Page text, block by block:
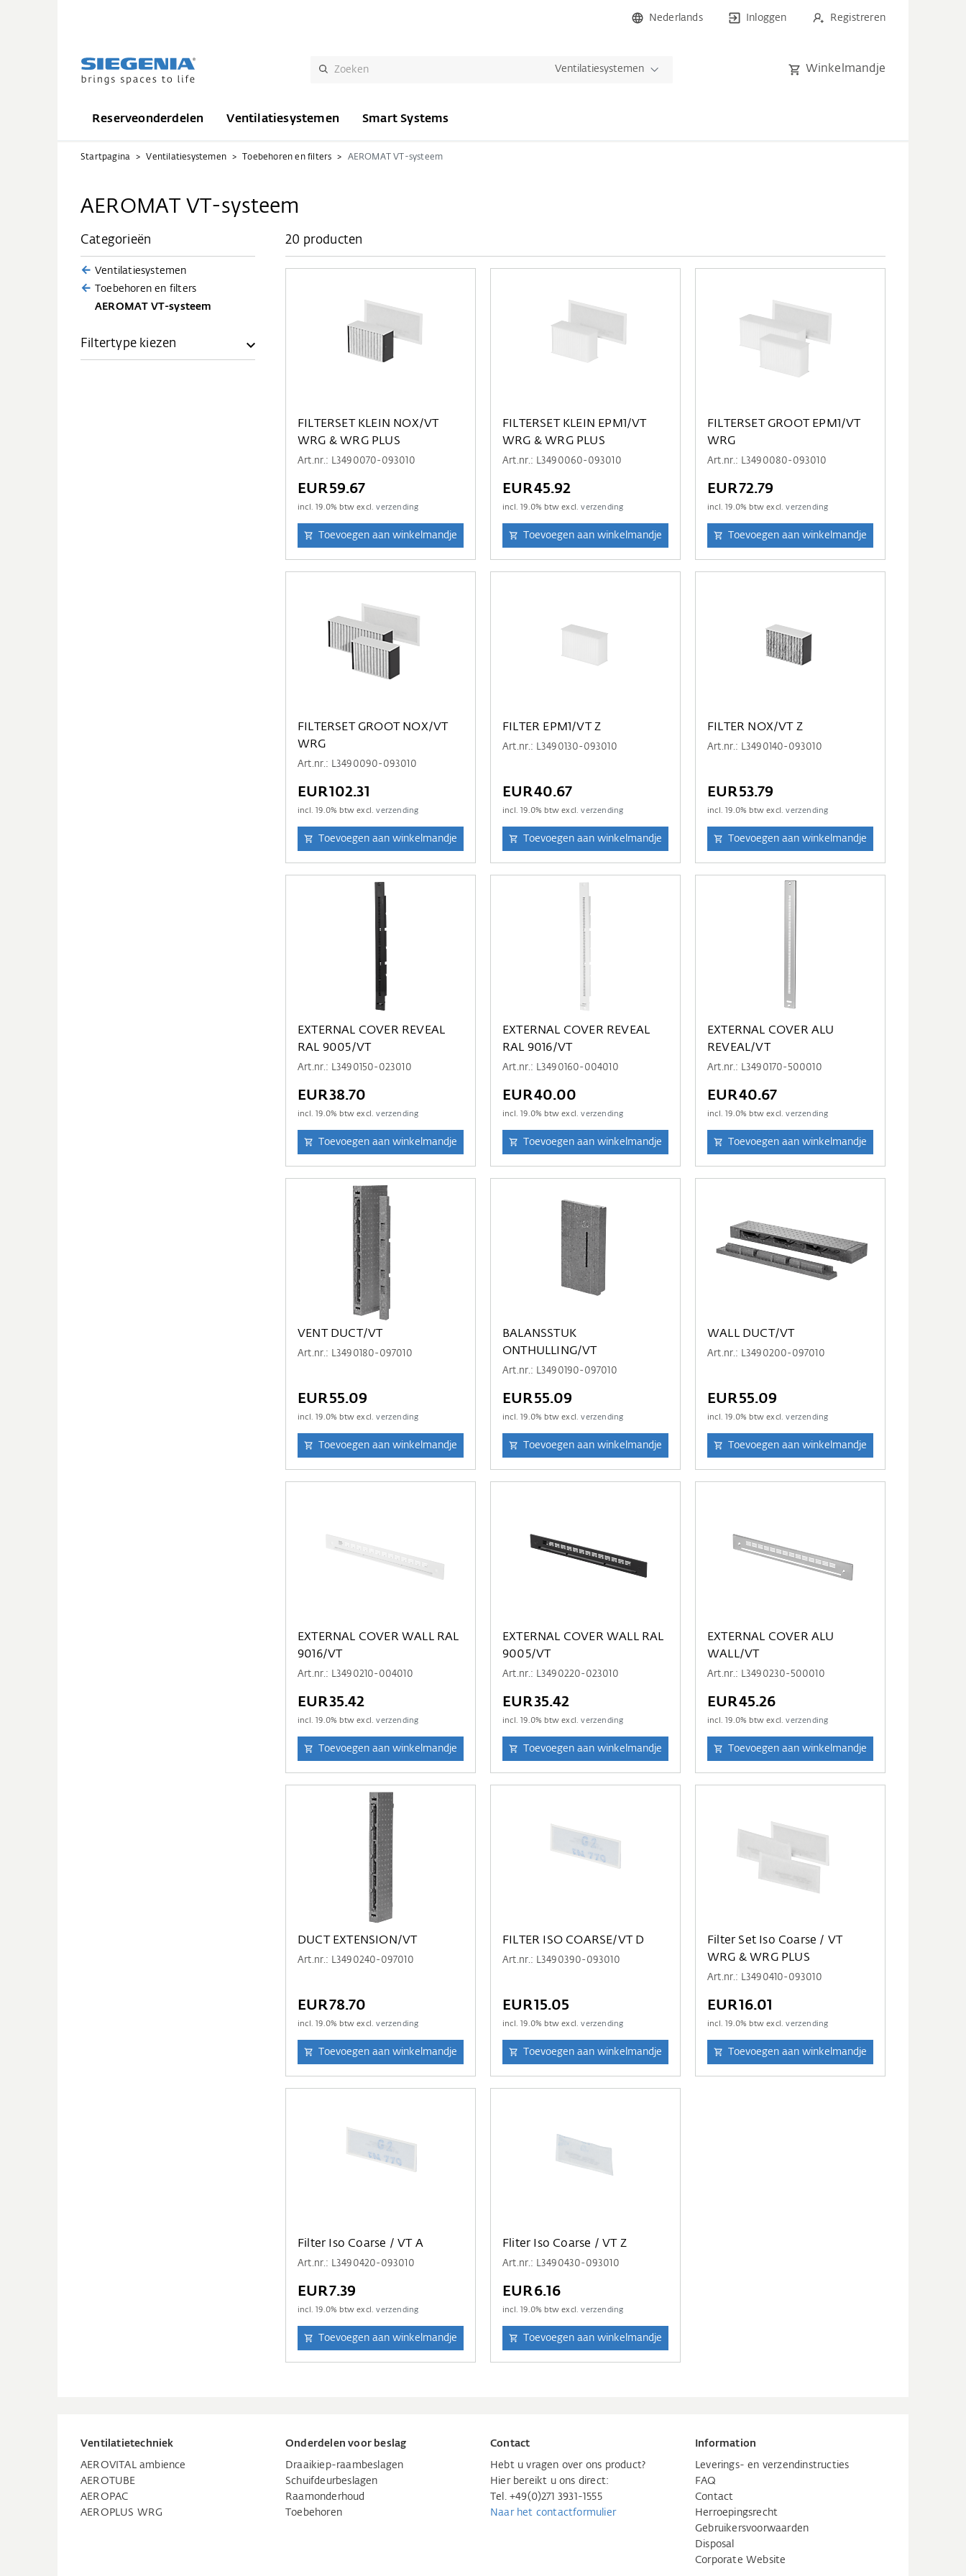
Nederlands Inloggen Registreren
Ventilatiesystemen Winkelmandje
Reserveonderdelen Ventilatiesystemen Smart Systems
Startpagina Ventilatiesystemen Toebehoren en filters AEROMAT VT-systeem
AEROMAT VT-systeem
Categorieën
Ventilatiesystemen
Toebehoren en filters
AEROMAT VT-systeem
Filtertype kiezen
20 producten
FILTERSET KLEIN NOX/VT
WRG & WRG PLUS
Art.nr.: L3490070-093010
EUR59.67
incl.19.0% btw excl.verzending
Toevoegen aan winkelmandje
FILTERSET KLEIN EPM1/VT
WRG & WRG PLUS
Art.nr.: L3490060-093010
EUR45.92
incl.19.0% btw excl.verzending
Toevoegen aan winkelmandje
FILTERSET GROOT EPM1/VT
WRG
Art.nr.: L3490080-093010
EUR72.79
incl.19.0% btw excl.verzending
Toevoegen aan winkelmandje
FILTERSET GROOT NOX/VT
WRG
Art.nr.: L3490090-093010
EUR102.31
incl.19.0% btw excl.verzending
Toevoegen aan winkelmandje
FILTER EPM1/VT Z
Art.nr.: L3490130-093010
EUR40.67
incl.19.0% btw excl.verzending
Toevoegen aan winkelmandje
FILTER NOX/VT Z
Art.nr.: L3490140-093010
EUR53.79
incl.19.0% btw excl.verzending
Toevoegen aan winkelmandje
EXTERNAL COVER REVEAL
RAL 9005/VT
Art.nr.: L3490150-023010
EUR38.70
incl.19.0% btw excl.verzending
Toevoegen aan winkelmandje
EXTERNAL COVER REVEAL
RAL 9016/VT
Art.nr.: L3490160-004010
EUR40.00
incl.19.0% btw excl.verzending
Toevoegen aan winkelmandje
EXTERNAL COVER ALU
REVEAL/VT
Art.nr.: L3490170-500010
EUR40.67
incl.19.0% btw excl.verzending
Toevoegen aan winkelmandje
VENT DUCT/VT
Art.nr.: L3490180-097010
EUR55.09
incl.19.0% btw excl.verzending
Toevoegen aan winkelmandje
BALANSSTUK
ONTHULLING/VT
Art.nr.: L3490190-097010
EUR55.09
incl.19.0% btw excl.verzending
Toevoegen aan winkelmandje
WALL DUCT/VT
Art.nr.: L3490200-097010
EUR55.09
incl.19.0% btw excl.verzending
Toevoegen aan winkelmandje
EXTERNAL COVER WALL RAL
9016/VT
Art.nr.: L3490210-004010
EUR35.42
incl.19.0% btw excl.verzending
Toevoegen aan winkelmandje
EXTERNAL COVER WALL RAL
9005/VT
Art.nr.: L3490220-023010
EUR35.42
incl.19.0% btw excl.verzending
Toevoegen aan winkelmandje
EXTERNAL COVER ALU
WALL/VT
Art.nr.: L3490230-500010
EUR45.26
incl.19.0% btw excl.verzending
Toevoegen aan winkelmandje
DUCT EXTENSION/VT
Art.nr.: L3490240-097010
EUR78.70
incl.19.0% btw excl.verzending
Toevoegen aan winkelmandje
FILTER ISO COARSE/VT D
Art.nr.: L3490390-093010
EUR15.05
incl.19.0% btw excl.verzending
Toevoegen aan winkelmandje
Filter Set Iso Coarse / VT
WRG & WRG PLUS
Art.nr.: L3490410-093010
EUR16.01
incl.19.0% btw excl.verzending
Toevoegen aan winkelmandje
Filter Iso Coarse / VT A
Art.nr.: L3490420-093010
EUR7.39
incl.19.0% btw excl.verzending
Toevoegen aan winkelmandje
Fliter Iso Coarse / VT Z
Art.nr.: L3490430-093010
EUR6.16
incl.19.0% btw excl.verzending
Toevoegen aan winkelmandje
Ventilatietechniek
AEROVITAL ambience
AEROTUBE
AEROPAC
AEROPLUS WRG
Onderdelen voor beslag
Draaikiep-raambeslagen
Schuifdeurbeslagen
Raamonderhoud
Toebehoren
Contact
Hebt u vragen over ons product?
Hier bereikt u ons direct:
Tel. +49(0)271 3931-1555
Naar het contactformulier
Information
Leverings- en verzendinstructies
FAQ
Contact
Herroepingsrecht
Gebruikersvoorwaarden
Disposal
Corporate Website